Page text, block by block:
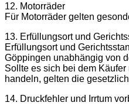
12. Motorräder
Für Motorräder gelten
13. Erfüllungsort und
Erfüllungsort und
Göppingen unabhängig von
Sollte es sich bei dem
handeln, gelten die
14. Druckfehler und Irrtum